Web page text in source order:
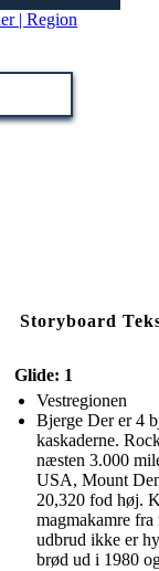
Storyboard
Glide: 1
Vestregionen
Bjerge Der er 4
kaskaderne.
næsten 3.000
USA, Mount
20,320 fod høj.
magmakamre
udbrud ikke er
brød ud i 1980